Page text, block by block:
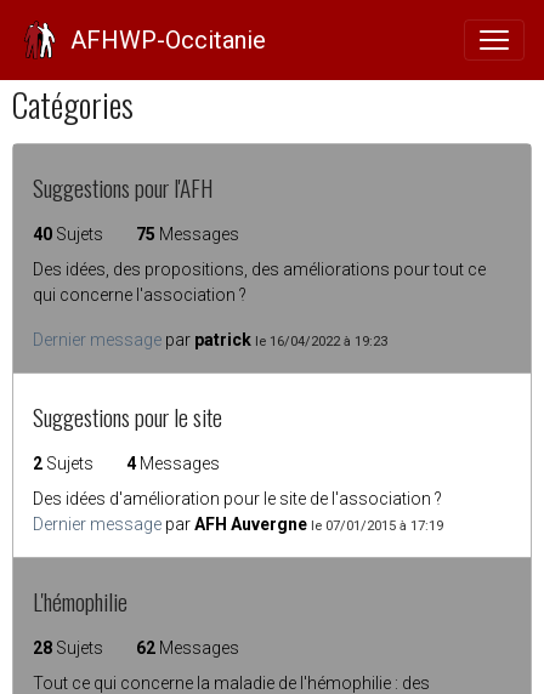
AFHWP-Occitanie
Forum
Catégories
Suggestions pour l'AFH
40 Sujets 75 Messages
Des idées, des propositions, des améliorations pour tout ce
qui concerne l'association ?
Dernier message par patrick le 16/04/2022 à 19:23
Suggestions pour le site
2 Sujets 4Messages
Des idées d'amélioration pour le site de l'association ?
Dernier message parAFH Auvergne le 07/01/2015 à 17:19
L'hémophilie
28 Sujets 62 Messages
Tout ce qui concerne la maladie de l'hémophilie : des